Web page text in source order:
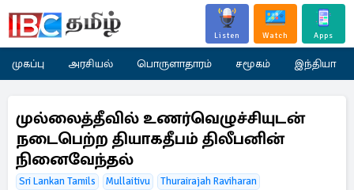
Listen Watch Apps
முகப்பு அரசியல் பொருளாதாரம் சமூகம் இந்தியா
முல்லைத்தீவில் உணர்வெழுச்சியுடன்
நடைபெற்ற தியாகதீபம் திலீபனின்
நினைவேந்தல்
Sri Lankan Tamils Mullaitivu
Thurairajah Raviharan